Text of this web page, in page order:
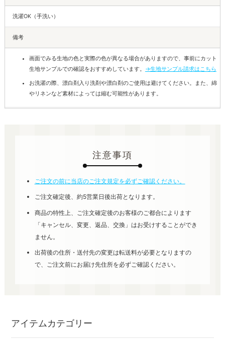
洗濯OK（手洗い）
備考
画面でみる生地の色と実際の色が異なる場合がありますので、事前にカット
生地サンプルでの確認をおすすめしています。 →生地サンプル請求はこちら
お洗濯の際、漂白剤入り洗剤や漂白剤のご使用は避けてください。また、綿
やリネンなど素材によっては縮む可能性があります。
注意事項
ご注文の前に当店のご注文規定を必ずご確認ください。
ご注文確定後、約5営業日後出荷となります。
商品の特性上、ご注文確定後のお客様のご都合によります
「キャンセル、変更、返品、交換」はお受けすることができ
ません。
出荷後の住所・送付先の変更は転送料が必要となりますの
で、ご注文前にお届け先住所を必ずご確認ください。
アイテムカテゴリー